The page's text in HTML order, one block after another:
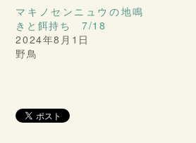
マキノセンニュウの地鳴
きと餌持ち 7/18
2024年8月1日
野鳥